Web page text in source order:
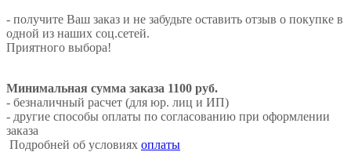
- получите Ваш заказ и не забудьте оставить отзыв о покупке в
одной из наших соц.сетей.
Приятного выбора!
Минимальная сумма заказа 1100 руб.
- безналичный расчет (для юр. лиц и ИП)
- другие способы оплаты по согласованию при оформлении
заказа
Подробней об условиях оплаты